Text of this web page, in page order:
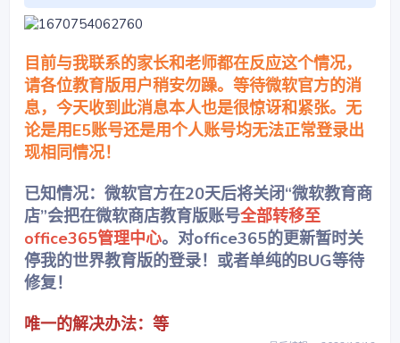
目前与我联系的家长和老师都在反应这个情况，
请各位教育版用户稍安勿躁。等待微软官方的消
息，今天收到此消息本人也是很惊讶和紧张。无
论是用E5账号还是用个人账号均无法正常登录出
现相同情况！
已知情况：微软官方在20天后将关闭“微软教育商
店”会把在微软商店教育版账号全部转移至
office365管理中心。对office365的更新暂时关
停我的世界教育版的登录！或者单纯的BUG等待
修复！
唯一的解决办法：等